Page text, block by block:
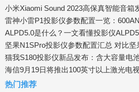
小米Xiaomi Sound 2023高保真智能音箱
ALPD5.0是什么？一文看懂投影仪
坚果N1SPro投影仪参数配置汇总 对比
猫我S180投影仪新品发布：含大容量电
海信9月19日将推出100英寸以上激光电
热门推荐